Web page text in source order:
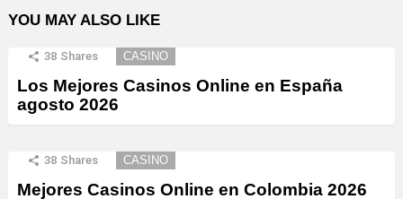
YOU MAY ALSO LIKE
38 Shares CASINO
Los Mejores Casinos Online en España
agosto 2026
38 Shares CASINO
Mejores Casinos Online en Colombia 2026